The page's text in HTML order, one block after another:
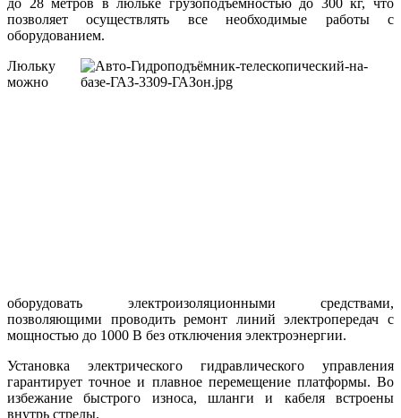
до 28 метров в люльке грузоподъемностью до 300 кг, что
позволяет осуществлять все необходимые работы с
оборудованием.
Люльку
можно
оборудовать электроизоляционными средствами,
позволяющими проводить ремонт линий электропередач с
мощностью до 1000 В без отключения электроэнергии.
Установка электрического гидравлического управления
гарантирует точное и плавное перемещение платформы. Во
избежание быстрого износа, шланги и кабеля встроены
внутрь стрелы.